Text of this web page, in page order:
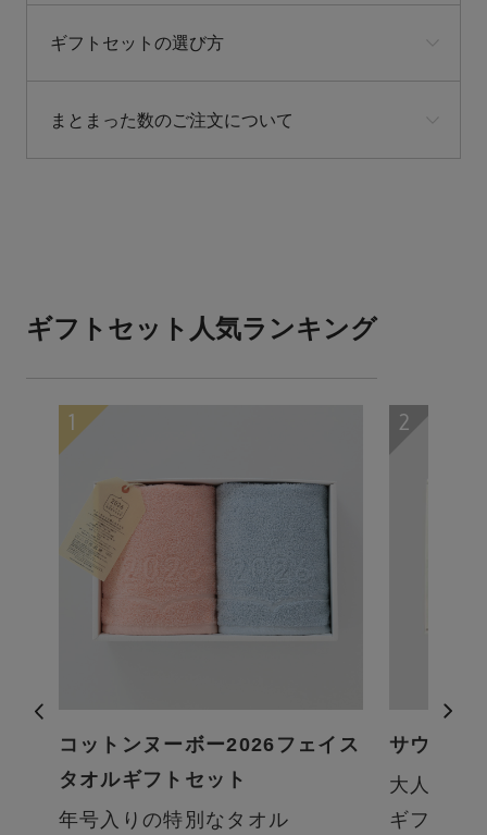
ギフトセットの選び方
まとまった数のご注文について
ギフトセット人気ランキング
コットンヌーボー2026フェイス
タオルギフトセット
年号入りの特別なタオル
サウナタ
大人気の
ギフトセ